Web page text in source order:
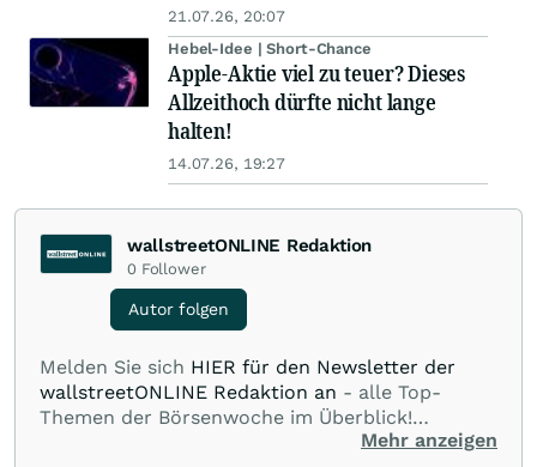
21.07.26, 20:07
Hebel-Idee | Short-Chance
Apple-Aktie viel zu teuer? Dieses
Allzeithoch dürfte nicht lange
halten!
14.07.26, 19:27
wallstreetONLINE Redaktion
0 Follower
Autor folgen
Melden Sie sich HIER für den Newsletter der
wallstreetONLINE Redaktion an - alle Top-
Themen der Börsenwoche im Überblick!
Verpassen Sie kein wichtiges Anleger-Thema!Für
Mehr anzeigen